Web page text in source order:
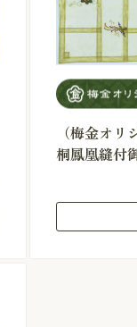
（梅金オ
桐鳳凰縫付